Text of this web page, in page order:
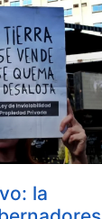
la